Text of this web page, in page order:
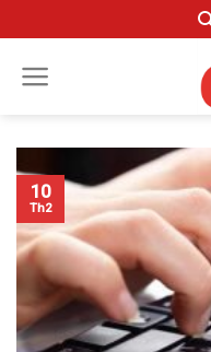
to
content
10
Th2